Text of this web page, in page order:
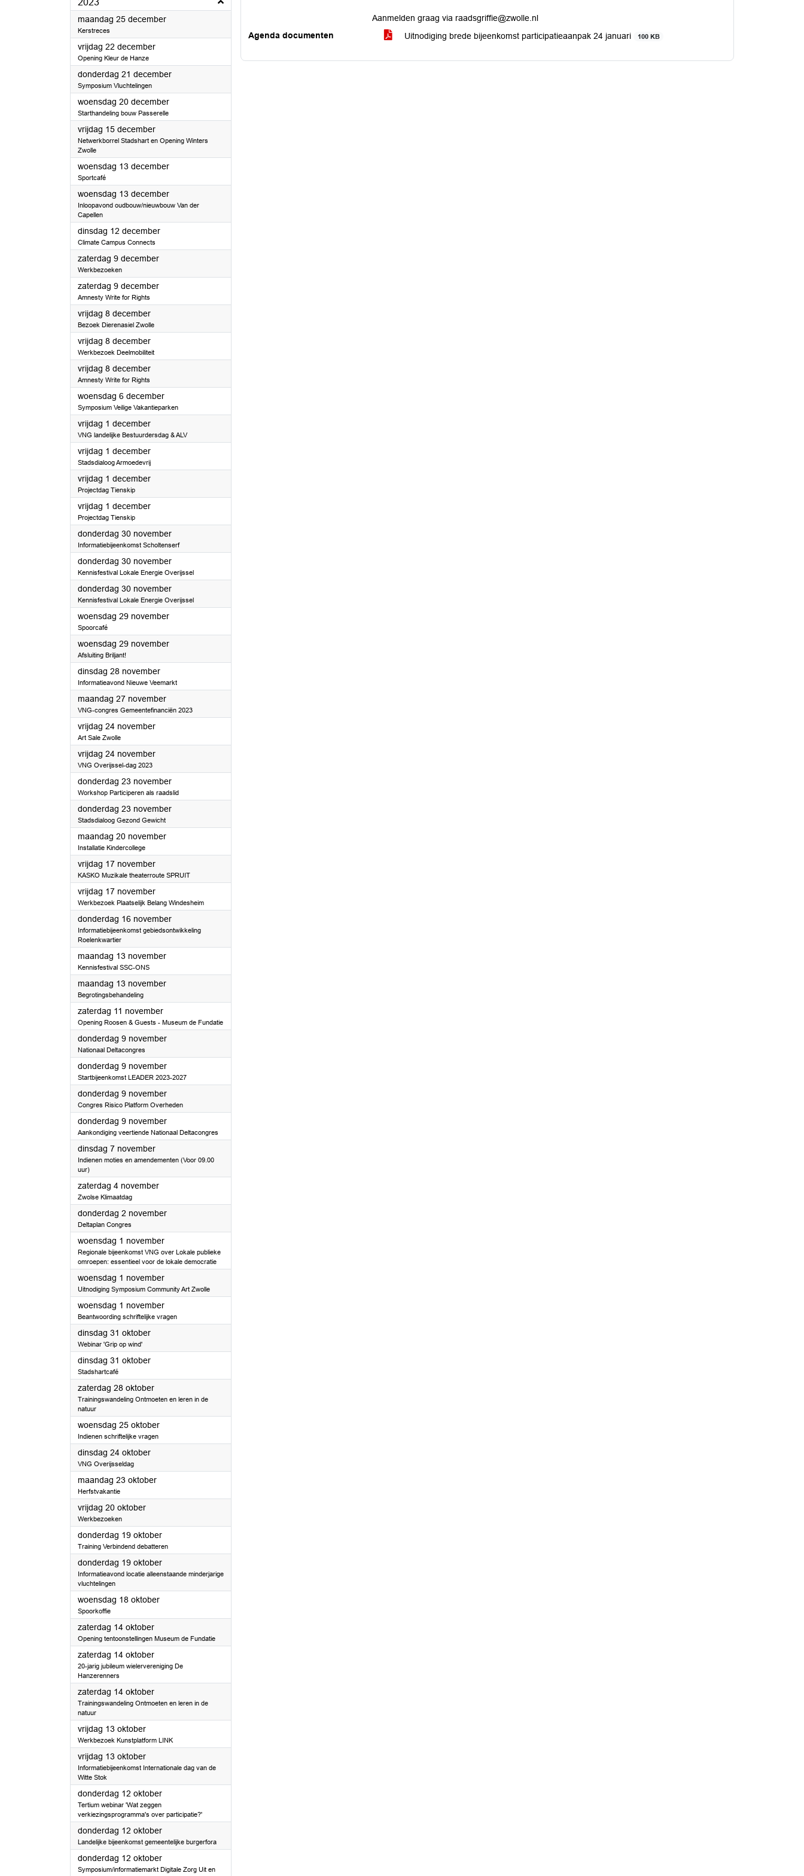
2023
maandag 25 december2023
Kerstreces
vrijdag 22 december2023
Opening Kleur de Hanze
donderdag 21 december2023
Symposium Vluchtelingen
woensdag 20 december2023
Starthandeling bouw Passerelle
vrijdag 15 december2023
Netwerkborrel Stadshart en Opening Winters
Zwolle
woensdag 13 december2023
Sportcafé
woensdag 13 december2023
Inloopavond oudbouw/nieuwbouw Van der
Capellen
dinsdag 12 december2023
Climate Campus Connects
zaterdag 9 december2023
Werkbezoeken
zaterdag 9 december2023
Amnesty Write for Rights
vrijdag 8 december2023
Bezoek Dierenasiel Zwolle
vrijdag 8 december2023
Werkbezoek Deelmobiliteit
vrijdag 8 december2023
Amnesty Write for Rights
woensdag 6 december2023
Symposium Veilige Vakantieparken
vrijdag 1 december2023
VNG landelijke Bestuurdersdag & ALV
vrijdag 1 december2023
Stadsdialoog Armoedevrij
vrijdag 1 december2023
Projectdag Tienskip
vrijdag 1 december2023
Projectdag Tienskip
donderdag 30 november2023
Informatiebijeenkomst Scholtenserf
donderdag 30 november2023
Kennisfestival Lokale Energie Overijssel
donderdag 30 november2023
Kennisfestival Lokale Energie Overijssel
woensdag 29 november2023
Spoorcafé
woensdag 29 november2023
Afsluiting Briljant!
dinsdag 28 november2023
Informatieavond Nieuwe Veemarkt
maandag 27 november2023
VNG-congres Gemeentefinanciën 2023
vrijdag 24 november2023
Art Sale Zwolle
vrijdag 24 november2023
VNG Overijssel-dag 2023
donderdag 23 november2023
Workshop Participeren als raadslid
donderdag 23 november2023
Stadsdialoog Gezond Gewicht
maandag 20 november2023
Installatie Kindercollege
vrijdag 17 november2023
KASKO Muzikale theaterroute SPRUIT
vrijdag 17 november2023
Werkbezoek Plaatselijk Belang Windesheim
donderdag 16 november2023
Informatiebijeenkomst gebiedsontwikkeling
Roelenkwartier
maandag 13 november2023
Kennisfestival SSC-ONS
maandag 13 november2023
Begrotingsbehandeling
zaterdag 11 november2023
Opening Roosen & Guests - Museum de Fundatie
donderdag 9 november2023
Nationaal Deltacongres
donderdag 9 november2023
Startbijeenkomst LEADER 2023-2027
donderdag 9 november2023
Congres Risico Platform Overheden
donderdag 9 november2023
Aankondiging veertiende Nationaal Deltacongres
dinsdag 7 november2023
Indienen moties en amendementen (Voor 09.00
uur)
zaterdag 4 november2023
Zwolse Klimaatdag
donderdag 2 november2023
Deltaplan Congres
woensdag 1 november2023
Regionale bijeenkomst VNG over Lokale publieke
omroepen: essentieel voor de lokale democratie
woensdag 1 november2023
Uitnodiging Symposium Community Art Zwolle
woensdag 1 november2023
Beantwoording schriftelijke vragen
dinsdag 31 oktober2023
Webinar 'Grip op wind'
dinsdag 31 oktober2023
Stadshartcafé
zaterdag 28 oktober2023
Trainingswandeling Ontmoeten en leren in de
natuur
woensdag 25 oktober2023
Indienen schriftelijke vragen
dinsdag 24 oktober2023
VNG Overijsseldag
maandag 23 oktober2023
Herfstvakantie
vrijdag 20 oktober2023
Werkbezoeken
donderdag 19 oktober2023
Training Verbindend debatteren
donderdag 19 oktober2023
Informatieavond locatie alleenstaande minderjarige
vluchtelingen
woensdag 18 oktober2023
Spoorkoffie
zaterdag 14 oktober2023
Opening tentoonstellingen Museum de Fundatie
zaterdag 14 oktober2023
20-jarig jubileum wielervereniging De
Hanzerenners
zaterdag 14 oktober2023
Trainingswandeling Ontmoeten en leren in de
natuur
vrijdag 13 oktober2023
Werkbezoek Kunstplatform LINK
vrijdag 13 oktober2023
Informatiebijeenkomst Internationale dag van de
Witte Stok
donderdag 12 oktober2023
Tertium webinar 'Wat zeggen
verkiezingsprogramma's over participatie?'
donderdag 12 oktober2023
Landelijke bijeenkomst gemeentelijke burgerfora
donderdag 12 oktober2023
Symposium/informatiemarkt Digitale Zorg Uit en
Aanmelden graag via raadsgriffie@zwolle.nl
Agenda documenten
Uitnodiging brede bijeenkomst participatieaanpak 24 januari 100 KB